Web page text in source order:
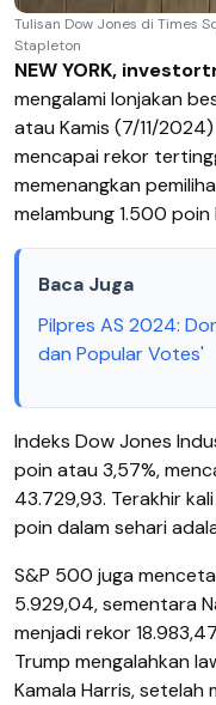
Tulisan Dow Jones di Times
Stapleton
NEW YORK,
mengalami lonjakan
atau Kamis (7/11/
mencapai rekor
memenangkan
melambung 1.500 poin
Baca Juga
Pilpres AS 2024:
dan Popular Votes'
Indeks Dow Jones
poin atau 3,57%,
43.729,93. Terakhir
poin dalam sehari
S&P 500 juga
5.929,04, sementara
menjadi rekor
Trump mengalahkan
Kamala Harris, setelah